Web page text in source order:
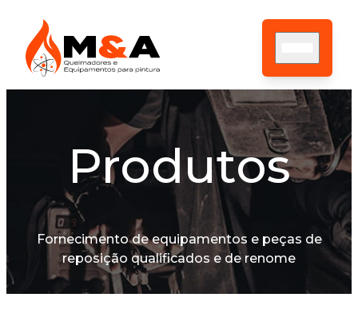
HOME
SOBRE NÓS
ASSISTÊNCIA TÉCNICA
PRODUTOS
CONTATO
BLOG
Produtos
Fornecimento de equipamentos e peças de
reposição qualificados e de renome